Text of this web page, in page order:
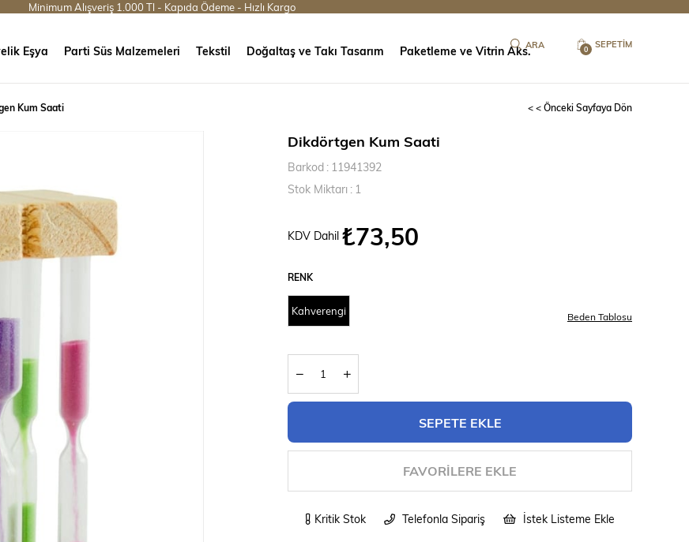
Minimum Alışveriş 1.000 Tl - Kapıda Ödeme - Hızlı Kargo
SEPETIM
0
Eşya Parti Süs Malzemeleri Tekstil Doğaltaş ve Takı Tasarım Paketleme ve Vitrin Aks.
Kum Saati < < Önceki Sayfaya Dön
Dikdörtgen Kum Saati
Barkod : 11941392
Stok Miktarı : 1
KDV Dahil ₺73,50
RENK
Kahverengi Beden Tablosu
FAVORILERE EKLE
Kritik Stok Telefonla Sipariş İstek Listeme Ekle